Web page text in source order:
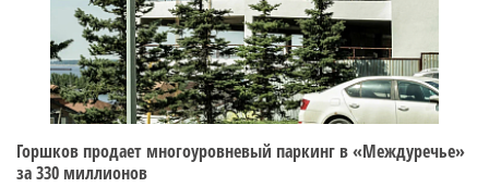
Горшков продает многоуровневый паркинг в «Междуречье»
за 330 миллионов